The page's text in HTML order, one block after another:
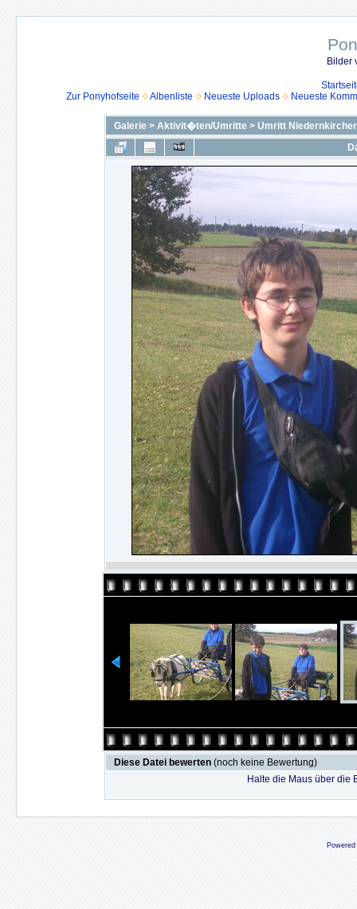
Bilder
Zur Ponyhofseite
Albenliste Neueste Uploads Neueste
Galerie > Aktivit�ten/Umritte > Umritt
Diese Datei bewerten (noch keine Bewertung)
Halte die Maus über die